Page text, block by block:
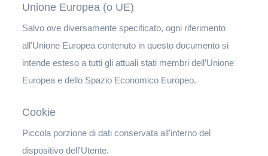
Unione Europea (o UE)
Salvo ove diversamente specificato, ogni riferimento
all’Unione Europea contenuto in questo documento si
intende esteso a tutti gli attuali stati membri dell’Unione
Europea e dello Spazio Economico Europeo.
Cookie
Piccola porzione di dati conservata all'interno del
dispositivo dell'Utente.